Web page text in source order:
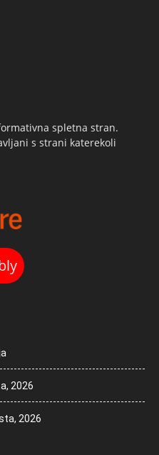
spletna stran.
s strani katerekoli
2026
2026